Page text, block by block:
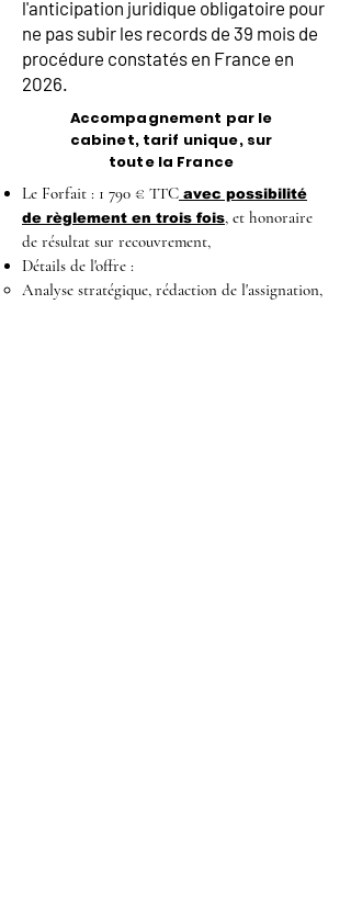
l'anticipation juridique obligatoire pour
ne pas subir les records de 39 mois de
procédure constatés en France en
2026.
Accompagnement par le
cabinet, tarif unique, sur
toute la France
Le Forfait : 1 790 € TTC avec possibilité
de règlement en trois fois, et honoraire
de résultat sur recouvrement,
Détails de l'offre :
Analyse stratégique, rédaction de l'assignation,